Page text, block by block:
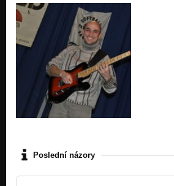
Poslední názory